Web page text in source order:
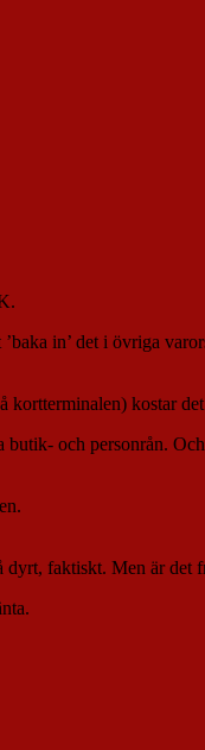
in’ det i övriga
kortterminalen) kostar
butik- och personrån.
faktiskt. Men är det